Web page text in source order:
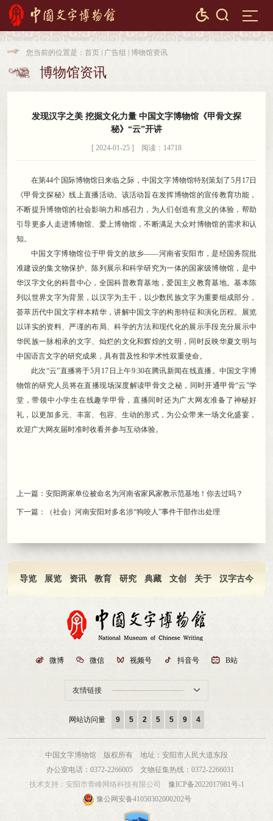
 
 博物馆资讯
 您当前的位置是： 首页 广告组 博物馆资讯
发现汉字之美 挖掘文化力量 中国文字博物馆《甲骨文探
秘》“云”开讲
[ 2024-01-25 ] 阅读：14718
在第44个国际博物馆日来临之际，中国文字博物馆特别策划了5月17日
《甲骨文探秘》线上直播活动。该活动旨在发挥博物馆的宣传教育功能 ，
不断提升博物馆的社会影响力和感召力，为人们创造有意义的体验 ， 帮助
引导更多人走进博物馆、爱上博物馆，不断满足大众对博物馆的需求和认
知。
中国文字博物馆位于甲骨文的故乡——河南省安阳市，是经国务院批
准建设的集文物保护、陈列展示和科学研究为一体的国家级博物馆，是中
华汉字文化的科普中心 ， 全国科普教育基地，爱国主义教育基地。基本陈
列以世界文字为背景，以汉字为主干 ， 以少数民族文字为重要组成部分，
荟萃历代中国文字样本精华，讲解中国文字的构形特征和演化历程。展览
以详实的资料、严谨的布局、科学的方法和现代化的展示手段充分展示中
华民族一脉相承的文字、灿烂的文化和辉煌的文明 ， 同时反映华夏文明与
中国语言文字的研究成果，具有普及性和学术性双重使命。
此次“云”直播将于5月17日上午9:30在腾讯新闻在线直播。 中国文字博
物馆的研究人员将在直播现场深度解读甲骨文之秘，同时开通甲骨“云”学
堂 ，带领中小学生在线趣学甲骨，直播同时还为广大网友准备了神秘好
礼 ， 以更加多元、丰富、包容、生动的形式，为公众带来一场文化盛宴 ，
欢迎广大网友届时准时收看并参与互动体验。
上一篇： 安阳两家单位被命名为河南省家风家教示范基地！你去过吗？
下一篇： （社会）河南安阳对多名涉“狗咬人”事件干部作出处理
导览 展览 资讯 教育 研究 典藏 文创 关于 汉字古今
友情链接 
 微博  微信  视频号  抖音号  B站
网站访问量 9 5 2 5 5 9 4
中国文字博物馆 版权所有 地址：安阳市人民大道东段
办公室电话：0372-2266005 文物征集热线：0372-2266031
技术支持： 安阳市青峰网络科技有限公司
豫ICP备2022017981号-1
豫公网安备41050302000202号